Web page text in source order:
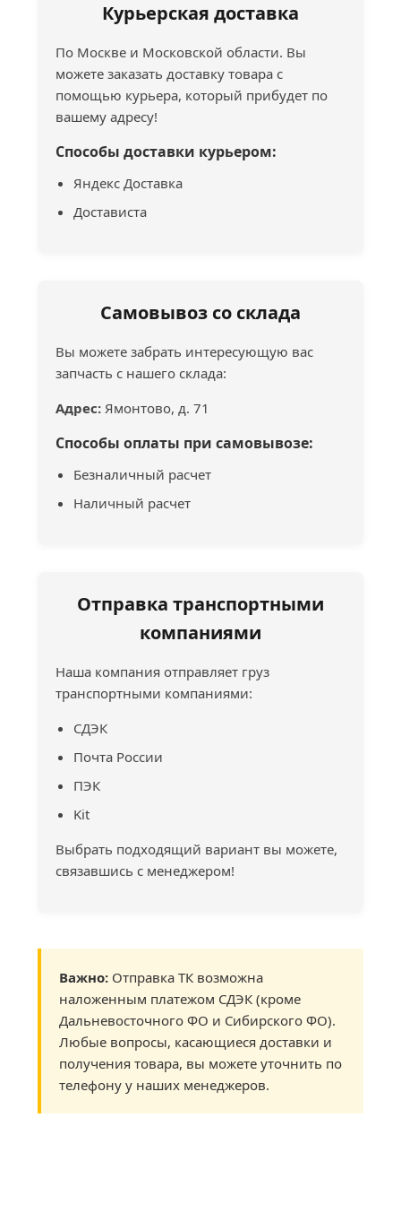
Курьерская доставка
По Москве и Московской области. Вы
можете заказать доставку товара с
помощью курьера, который прибудет по
вашему адресу!
Способы доставки курьером:
Яндекс Доставка
Достависта
Самовывоз со склада
Вы можете забрать интересующую вас
запчасть с нашего склада:
Адрес: Ямонтово, д. 71
Способы оплаты при самовывозе:
Безналичный расчет
Наличный расчет
Отправка транспортными
компаниями
Наша компания отправляет груз
транспортными компаниями:
СДЭК
Почта России
ПЭК
Kit
Выбрать подходящий вариант вы можете,
связавшись с менеджером!
Важно: Отправка ТК возможна
наложенным платежом СДЭК (кроме
Дальневосточного ФО и Сибирского ФО).
Любые вопросы, касающиеся доставки и
получения товара, вы можете уточнить по
телефону у наших менеджеров.